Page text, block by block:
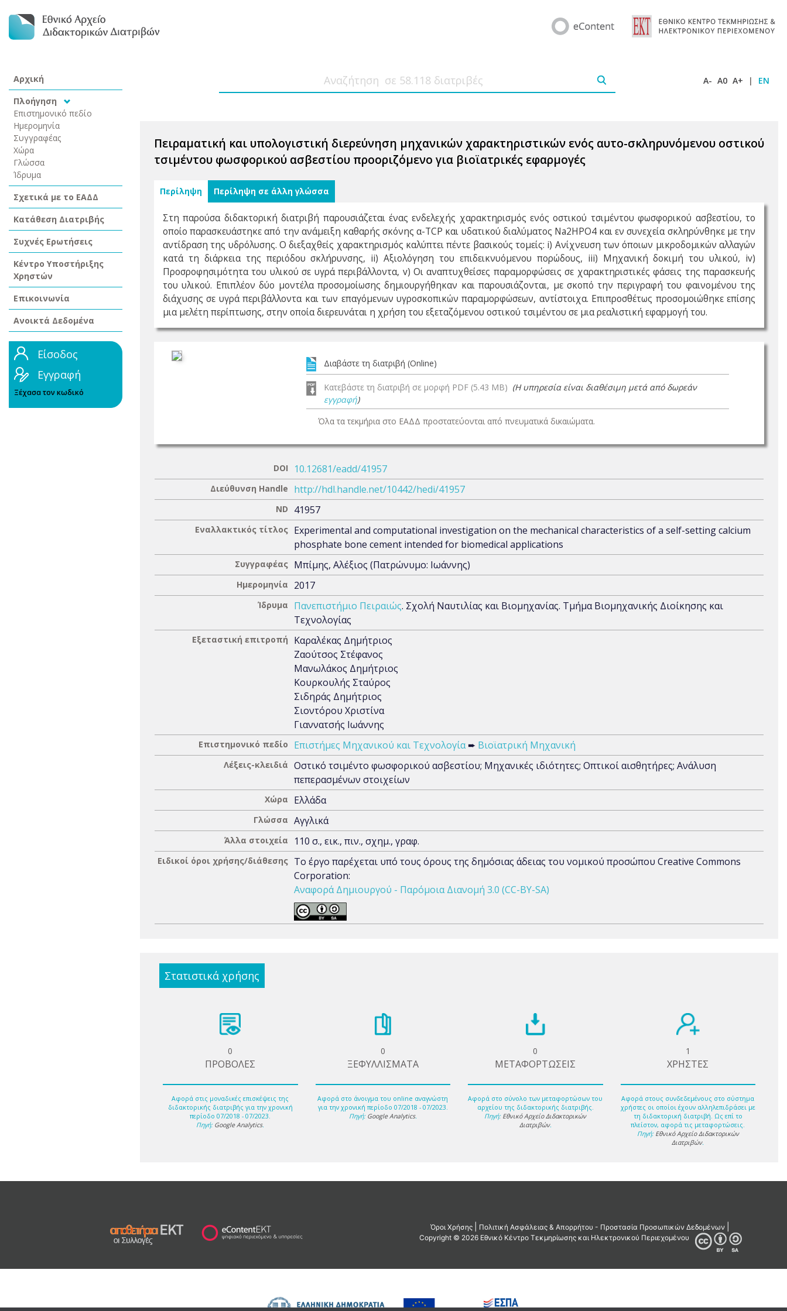
Αρχική
Πλοήγηση
Επιστημονικό πεδίο
Ημερομηνία
Συγγραφέας
Χώρα
Γλώσσα
Ίδρυμα
Σχετικά με το ΕΑΔΔ
Κατάθεση Διατριβής
Συχνές Ερωτήσεις
Κέντρο Υποστήριξης
Χρηστών
Επικοινωνία
Ανοικτά Δεδομένα
Είσοδος
Εγγραφή
Ξέχασα τον κωδικό
A- A0 A+ | EN
Πειραματική και υπολογιστική διερεύνηση μηχανικών χαρακτηριστικών ενός αυτο-σκληρυνόμενου οστικού
τσιμέντου φωσφορικού ασβεστίου προοριζόμενο για βιοϊατρικές εφαρμογές
Περίληψη Περίληψη σε άλλη γλώσσα
Στη παρούσα διδακτορική διατριβή παρουσιάζεται ένας ενδελεχής χαρακτηρισμός ενός οστικού τσιμέντου φωσφορικού ασβεστίου, το
οποίο παρασκευάστηκε από την ανάμειξη καθαρής σκόνης α-TCP και υδατικού διαλύματος Na2HPO4 και εν συνεχεία σκληρύνθηκε με την
αντίδραση της υδρόλυσης. Ο διεξαχθείς χαρακτηρισμός καλύπτει πέντε βασικούς τομείς: i) Ανίχνευση των όποιων μικροδομικών αλλαγών
κατά τη διάρκεια της περιόδου σκλήρυνσης, ii) Αξιολόγηση του επιδεικνυόμενου πορώδους, iii) Μηχανική δοκιμή του υλικού, iv)
Προσροφησιμότητα του υλικού σε υγρά περιβάλλοντα, v) Οι αναπτυχθείσες παραμορφώσεις σε χαρακτηριστικές φάσεις της παρασκευής
του υλικού. Επιπλέον δύο μοντέλα προσομοίωσης δημιουργήθηκαν και παρουσιάζονται, με σκοπό την περιγραφή του φαινομένου της
διάχυσης σε υγρά περιβάλλοντα και των επαγόμενων υγροσκοπικών παραμορφώσεων, αντίστοιχα. Επιπροσθέτως προσομοιώθηκε επίσης
μια μελέτη περίπτωσης, στην οποία διερευνάται η χρήση του εξεταζόμενου οστικού τσιμέντου σε μια ρεαλιστική εφαρμογή του.
Διαβάστε τη διατριβή (Online)
Κατεβάστε τη διατριβή σε μορφή PDF (5.43 MB) (Η υπηρεσία είναι διαθέσιμη μετά από δωρεάν
εγγραφή)
Όλα τα τεκμήρια στο ΕΑΔΔ προστατεύονται από πνευματικά δικαιώματα.
DOI 10.12681/eadd/41957
Διεύθυνση Handle http://hdl.handle.net/10442/hedi/41957
ND 41957
Εναλλακτικός τίτλος Experimental and computational investigation on the mechanical characteristics of a self-setting calcium
phosphate bone cement intended for biomedical applications
Συγγραφέας Μπίμης, Αλέξιος (Πατρώνυμο: Ιωάννης)
Ημερομηνία 2017
Ίδρυμα Πανεπιστήμιο Πειραιώς. Σχολή Ναυτιλίας και Βιομηχανίας. Τμήμα Βιομηχανικής Διοίκησης και
Τεχνολογίας
Εξεταστική επιτροπή
Καραλέκας Δημήτριος
Ζαούτσος Στέφανος
Μανωλάκος Δημήτριος
Κουρκουλής Σταύρος
Σιδηράς Δημήτριος
Σιοντόρου Χριστίνα
Γιαννατσής Ιωάννης
Επιστημονικό πεδίο Επιστήμες Μηχανικού και Τεχνολογία➨ Βιοϊατρική Μηχανική
Λέξεις-κλειδιά Οστικό τσιμέντο φωσφορικού ασβεστίου; Μηχανικές ιδιότητες; Οπτικοί αισθητήρες; Ανάλυση
πεπερασμένων στοιχείων
Χώρα Ελλάδα
Γλώσσα Αγγλικά
Άλλα στοιχεία 110 σ., εικ., πιν., σχημ., γραφ.
Ειδικοί όροι χρήσης/διάθεσης Το έργο παρέχεται υπό τους όρους της δημόσιας άδειας του νομικού προσώπου Creative Commons
Corporation:
Αναφορά Δημιουργού - Παρόμοια Διανομή 3.0 (CC-BY-SA)
Στατιστικά χρήσης
0
ΠΡΟΒΟΛΕΣ
Αφορά στις μοναδικές επισκέψεις της
διδακτορικής διατριβής για την χρονική
περίοδο 07/2018 - 07/2023.
Πηγή: Google Analytics.
0
ΞΕΦΥΛΛΙΣΜΑΤΑ
Αφορά στο άνοιγμα του online αναγνώστη
για την χρονική περίοδο 07/2018 - 07/2023.
Πηγή: Google Analytics.
0
ΜΕΤΑΦΟΡΤΩΣΕΙΣ
Αφορά στο σύνολο των μεταφορτώσων του
αρχείου της διδακτορικής διατριβής.
Πηγή: Εθνικό Αρχείο Διδακτορικών
Διατριβών.
1
ΧΡΗΣΤΕΣ
Αφορά στους συνδεδεμένους στο σύστημα
χρήστες οι οποίοι έχουν αλληλεπιδράσει με
τη διδακτορική διατριβή. Ως επί το
πλείστον, αφορά τις μεταφορτώσεις.
Πηγή: Εθνικό Αρχείο Διδακτορικών
Διατριβών.